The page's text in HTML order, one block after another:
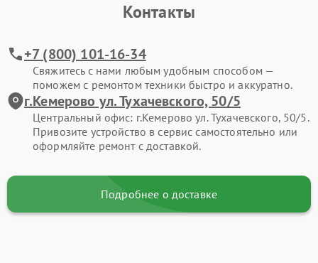
Контакты
+7 (800) 101-16-34
Свяжитесь с нами любым удобным способом —
поможем с ремонтом техники быстро и аккуратно.
г.Кемерово ул. Тухачевского, 50/5
Центральный офис: г.Кемерово ул. Тухачевского, 50/5.
Привозите устройство в сервис самостоятельно или
оформляйте ремонт с доставкой.
Подробнее о доставке